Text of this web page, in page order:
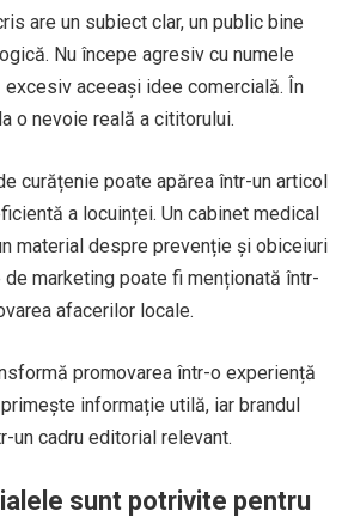
are un subiect clar, un public bine
Nu începe agresiv cu numele
excesiv aceeași idee comercială. În
o nevoie reală a cititorului.
curățenie poate apărea într-un articol
a locuinței. Un cabinet medical
material despre prevenție și obiceiuri
marketing poate fi menționată într-
afacerilor locale.
promovarea într-o experiență
informație utilă, iar brandul
cadru editorial relevant.
sunt potrivite pentru